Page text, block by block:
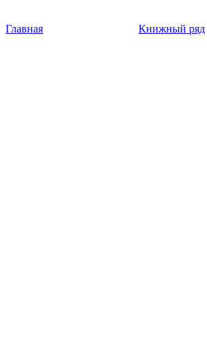
Главная Книжный ряд